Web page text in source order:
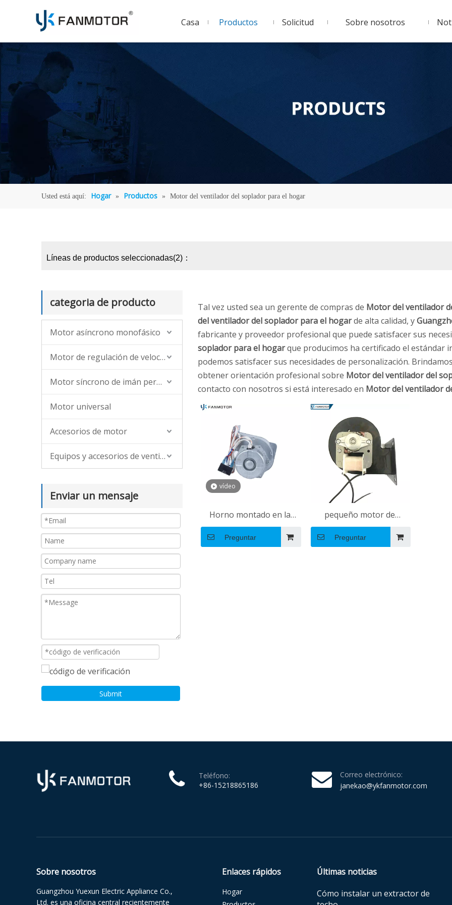
Casa Productos Solicitud Sobre nosotros
Usted está aquí: Hogar » Productos » Motor del ventilador del soplador para el hogar
Líneas de productos seleccionadas(2)：
categoria de producto
Motor asíncrono monofásico
Motor de regulación de velocidad asíncrona de CA (monofásica, trifásica)
Motor síncrono de imán permanente
Motor universal
Accesorios de motor
Equipos y accesorios de ventilación
Enviar un mensaje
Submit
Tal vez usted sea un gerente de compras de Motor del ventilador
del ventilador del soplador para el hogarde alta calidad, y
fabricante y proveedor profesional que puede satisfacer sus
soplador para el hogarque producimos ha certificado el estándar
podemos satisfacer sus necesidades de personalización.
obtener orientación profesional sobre Motor del ventilador del
contacto con nosotros si está interesado en Motor del ventilador
vídeo
Horno montado en la
pared motor de
ventilador de chimenea
Preguntar
pequeño motor de
soplador centrífugo
Preguntar
Teléfono:
+86-15218865186
Correo electrónico:
janekao@ykfanmotor.com
Sobre nosotros
Guangzhou Yuexun Electric Appliance Co.,
Ltd. es una oficina central recientemente
Enlaces rápidos
Hogar
Últimas noticias
Cómo instalar un extractor de